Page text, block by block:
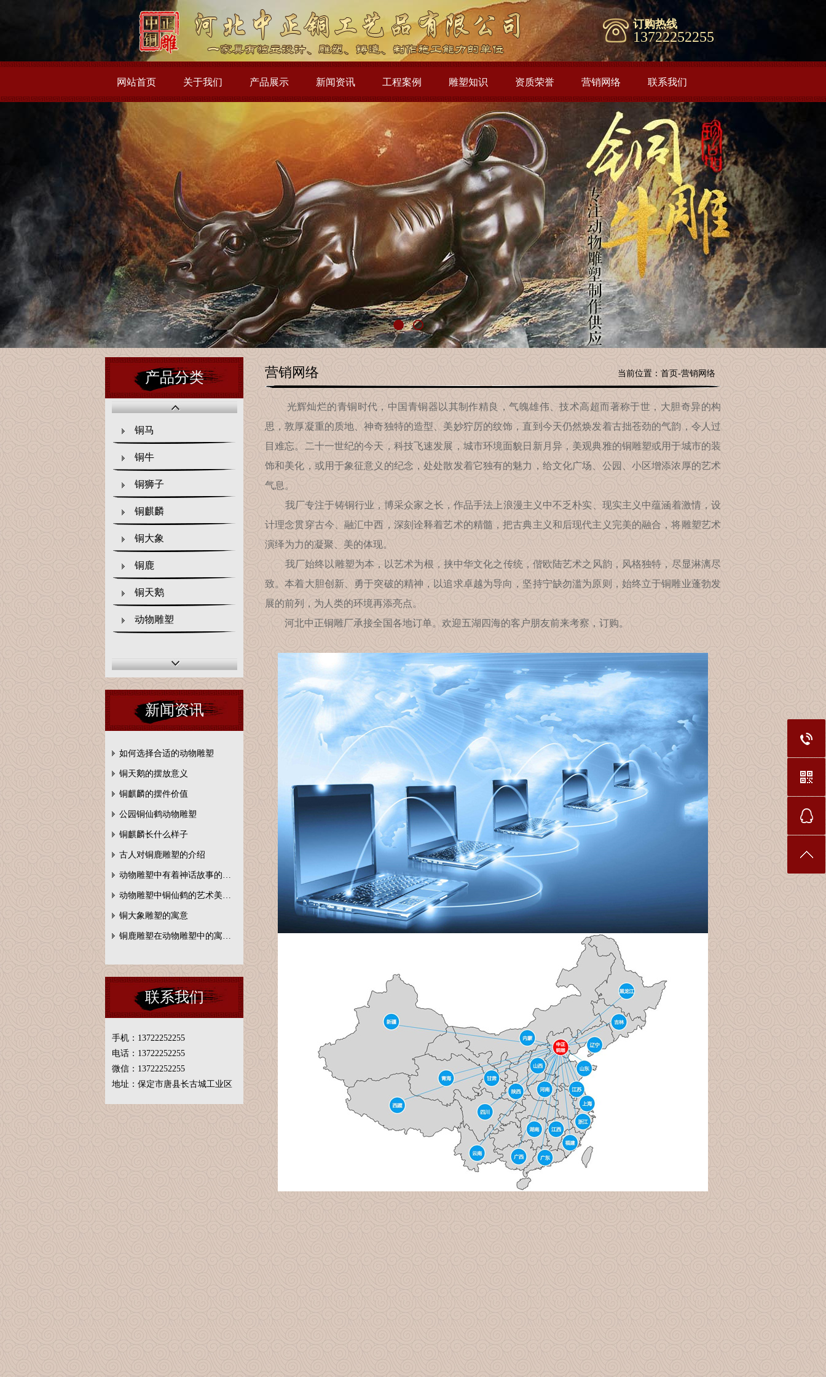
订购热线
13722252255
网站首页 关于我们 产品展示 新闻资讯 工程案例 雕塑知识 资质荣誉 营销网络 联系我们
产品分类
铜马
铜牛
铜狮子
铜麒麟
铜大象
铜鹿
铜天鹅
动物雕塑
新闻资讯
如何选择合适的动物雕塑
铜天鹅的摆放意义
铜麒麟的摆件价值
公园铜仙鹤动物雕塑
铜麒麟长什么样子
古人对铜鹿雕塑的介绍
动物雕塑中有着神话故事的…
动物雕塑中铜仙鹤的艺术美…
铜大象雕塑的寓意
铜鹿雕塑在动物雕塑中的寓…
联系我们
手机：13722252255
电话：13722252255
微信：13722252255
地址：保定市唐县长古城工业区
营销网络 当前位置： 首页-营销网络
光辉灿烂的青铜时代，中国青铜器以其制作精良，气魄雄伟、技术高超而著称于世，大胆奇异的构
思，敦厚凝重的质地、神奇独特的造型、美妙狞厉的纹饰，直到今天仍然焕发着古拙苍劲的气韵，令人过
目难忘。二十一世纪的今天，科技飞速发展，城市环境面貌日新月异，美观典雅的铜雕塑或用于城市的装
饰和美化，或用于象征意义的纪念，处处散发着它独有的魅力，给文化广场、公园、小区增添浓厚的艺术
气息。
我厂专注于铸铜行业，博采众家之长，作品手法上浪漫主义中不乏朴实、现实主义中蕴涵着激情，设
计理念贯穿古今、融汇中西，深刻诠释着艺术的精髓，把古典主义和后现代主义完美的融合，将雕塑艺术
演绎为力的凝聚、美的体现。
我厂始终以雕塑为本，以艺术为根，挟中华文化之传统，偕欧陆艺术之风韵，风格独特，尽显淋漓尽
致。本着大胆创新、勇于突破的精神，以追求卓越为导向，坚持宁缺勿滥为原则，始终立于铜雕业蓬勃发
展的前列，为人类的环境再添亮点。
河北中正铜雕厂承接全国各地订单。欢迎五湖四海的客户朋友前来考察，订购。